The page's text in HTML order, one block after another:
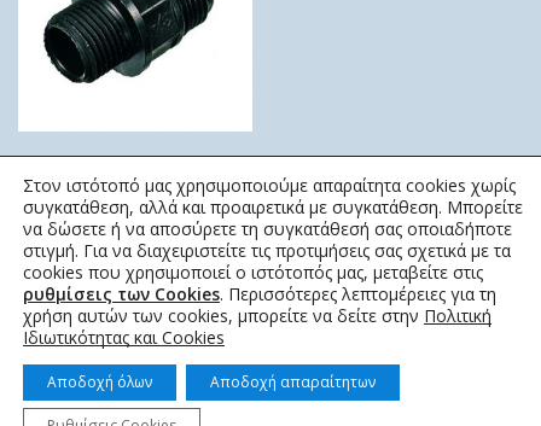
ΜΑΣΤΟΣ ΝΙΠΕΛ
ΣΥΣΤΟΛΙΚΟ
ELYSEE
0,21€– 17,86€
Στον ιστότοπό μας χρησιμοποιούμε απαραίτητα cookies χωρίς
συγκατάθεση, αλλά και προαιρετικά με συγκατάθεση. Μπορείτε
να δώσετε ή να αποσύρετε τη συγκατάθεσή σας οποιαδήποτε
στιγμή. Για να διαχειριστείτε τις προτιμήσεις σας σχετικά με τα
cookies που χρησιμοποιεί ο ιστότοπός μας, μεταβείτε στις
ρυθμίσεις των Cookies. Περισσότερες λεπτομέρειες για τη
χρήση αυτών των cookies, μπορείτε να δείτε στην Πολιτική
Ιδιωτικότητας και Cookies
Αποδοχή όλων Αποδοχή απαραίτητων